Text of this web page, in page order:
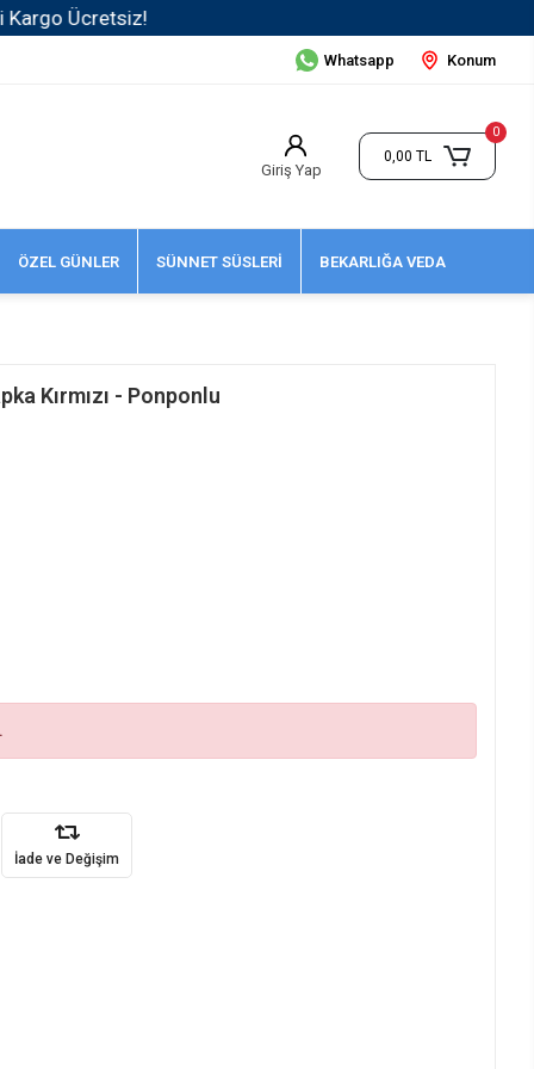
Whatsapp Konum
Giriş Yap
0
0,00 TL
ÖZEL GÜNLER SÜNNET SÜSLERİ BEKARLIĞA VEDA
Kırmızı - Ponponlu
İade ve Değişim